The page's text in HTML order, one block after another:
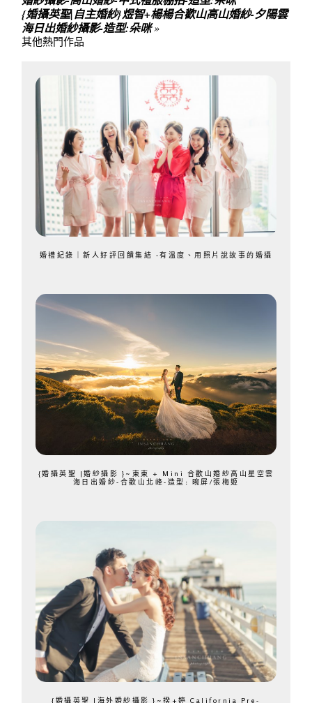
{婚攝英聖|自主婚紗}煜智+楊楊合歡山高山婚紗-夕陽雲
海日出婚紗攝影-造型:朵咪»
其他熱門作品
婚禮紀錄｜新人好評回饋集結 -有溫度、用照片說故事的婚攝
{婚攝英聖 |婚紗攝影 }~東東 + Mini 合歡山婚紗高山星空雲
海日出婚紗-合歡山北峰-造型: 晼屏/張梅姬
{婚攝英聖 |海外婚紗攝影 }~揆+婷 California Pre-